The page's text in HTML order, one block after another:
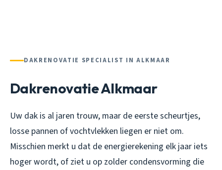
DAKRENOVATIE SPECIALIST IN ALKMAAR
Dakrenovatie Alkmaar
Uw dak is al jaren trouw, maar de eerste scheurtjes,
losse pannen of vochtvlekken liegen er niet om.
Misschien merkt u dat de energierekening elk jaar iets
hoger wordt, of ziet u op zolder condensvorming die